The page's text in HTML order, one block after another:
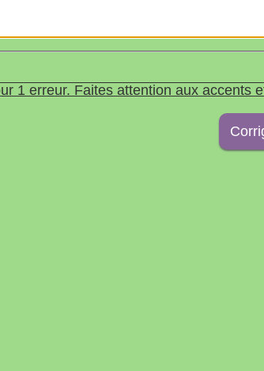
1 erreur. Faites attention aux accents